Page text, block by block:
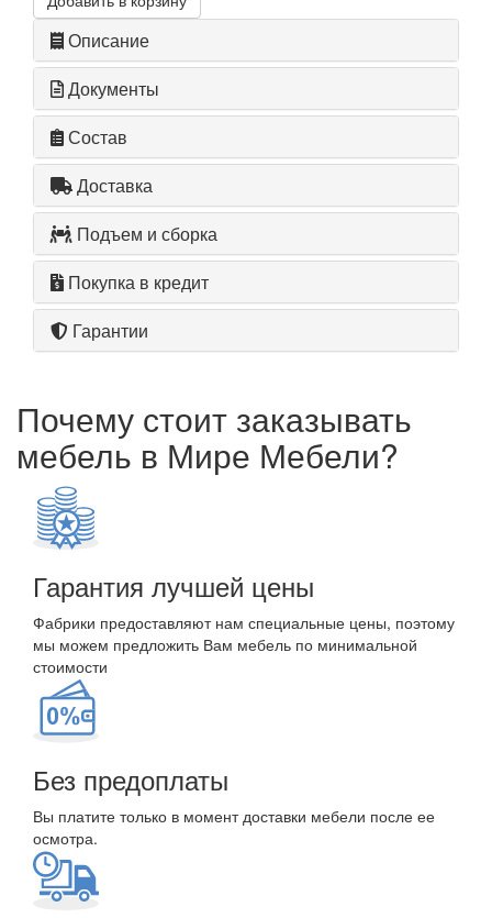
Описание
Документы
Состав
Доставка
Подъем и сборка
Покупка в кредит
Гарантии
Почему стоит заказывать
мебель в Мире Мебели?
Гарантия лучшей цены
Фабрики предоставляют нам специальные цены, поэтому
мы можем предложить Вам мебель по минимальной
стоимости
Без предоплаты
Вы платите только в момент доставки мебели после ее
осмотра.